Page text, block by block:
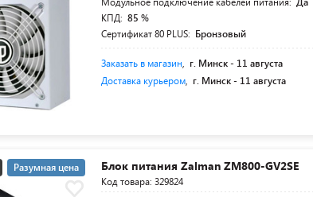
КПД: 85 %
Сертификат 80 PLUS: Бронзовый
Заказать в магазин г. Минск - 11 августа
Доставка курьером г. Минск - 11 августа
Разумная цена Блок питания Zalman ZM800-GV2SE
Код товара: 329824